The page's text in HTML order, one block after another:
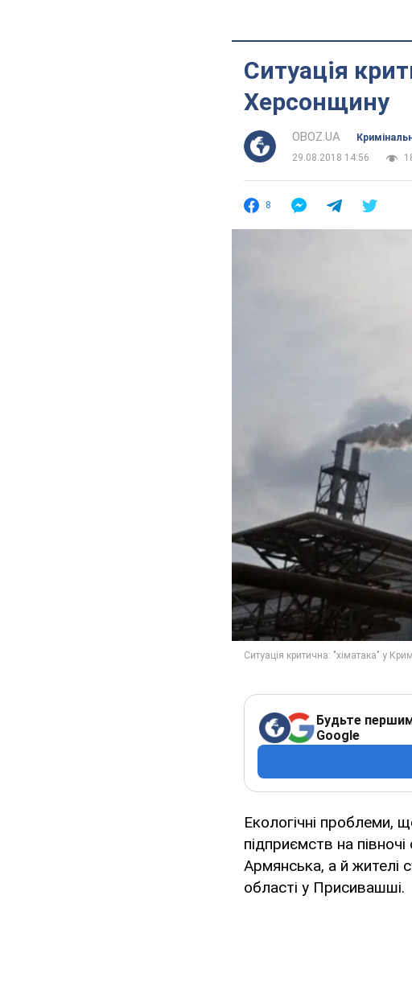
Ситуація
Херсонщину
OBOZ.UA
29.08.2018 14:56
8
Будьте
Google
Екологічні проблеми,
підприємств на
Армянська, а й жителі
області у Присивашші.